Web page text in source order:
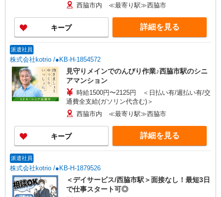
西脇市内 ≪最寄り駅≫西脇市
キープ 詳細を見る
派遣社員
株式会社kotrio /●KB-H-1854572
見守りメインでのんびり作業♪西脇市駅のシニ
アマンション
時給1500円〜2125円 ＜日払い有/週払い有/交
通費全支給(ガソリン代含む)＞
西脇市内 ≪最寄り駅≫西脇市
キープ 詳細を見る
派遣社員
株式会社kotrio /●KB-H-1879526
＜デイサービス/西脇市駅＞面接なし！最短3日
で仕事スタート可◎